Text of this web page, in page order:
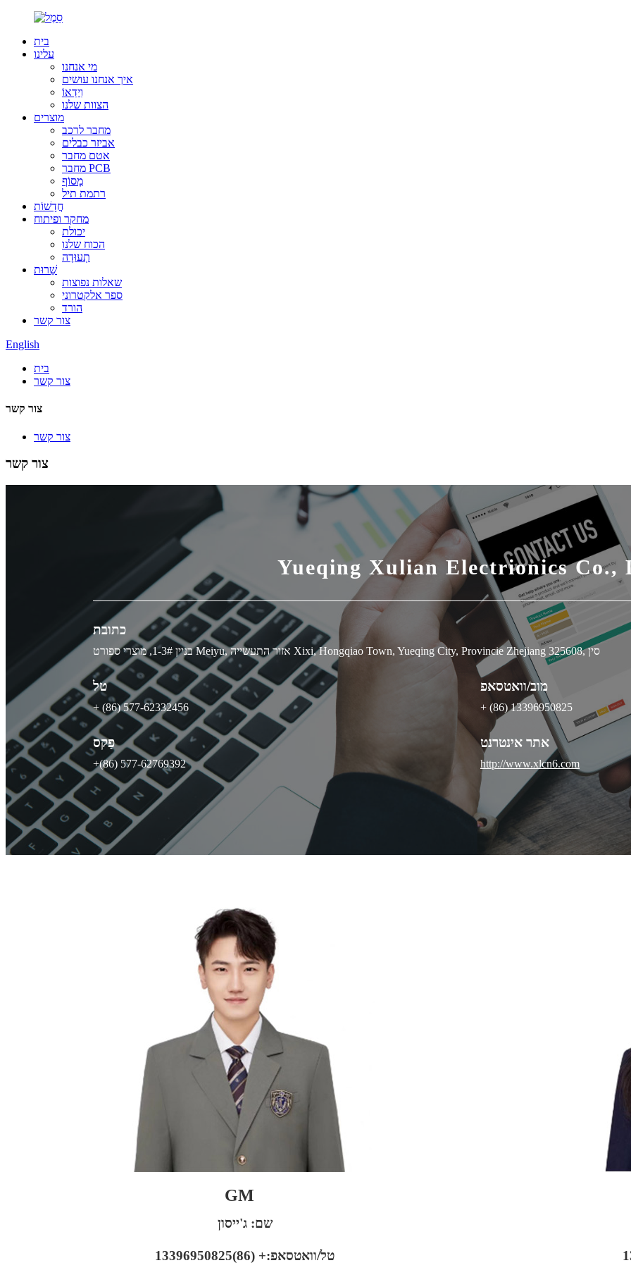
בית
עלינו
מי אנחנו
איך אנחנו עושים
וִידֵאוֹ
הצוות שלנו
מוצרים
מחבר לרכב
אביזר כבלים
אטם מחבר
מחבר PCB
מָסוֹף
רתמת תיל
חֲדָשׁוֹת
מחקר ופיתוח
יכולת
הכוח שלנו
תְעוּדָה
שֵׁרוּת
שאלות נפוצות
ספר אלקטרוני
הורד
צור קשר
English
בית
צור קשר
צור קשר
צור קשר
צור קשר
Yueqing Xulian Electrionics Co.,
כתובת
בניין 3#-1, מוצרי ספורט Meiyu, אזור התעשייה Xixi, Hongqiao Town, Yueqing City, Provincie Zhejiang 325608, סין
טל
+ (86) 577-62332456
פַקס
+(86) 577-62769392
מוב/וואטסאפ
+ (86) 13396950825
אתר אינטרנט
http://www.xlcn6.com
GM
שם: ג'ייסון
טל/וואטסאפ:+ (86)13396950825